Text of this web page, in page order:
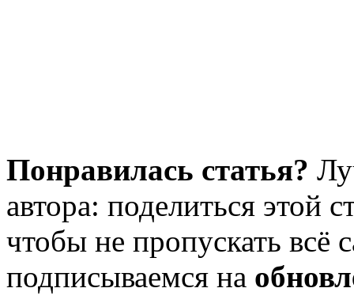
Понравилась статья?
автора: поделиться этой
чтобы не пропускать всё
подписываемся на